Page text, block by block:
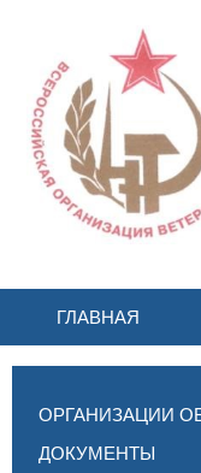
ГЛАВНАЯ
ОРГАНИЗАЦИИ
ДОКУМЕНТЫ